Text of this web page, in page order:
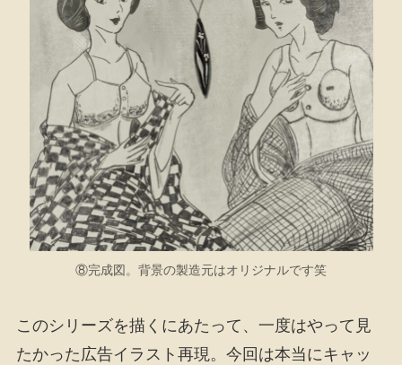
⑧完成図。背景の製造元はオリジナルです笑
このシリーズを描くにあたって、一度はやって見
たかった広告イラスト再現。今回は本当にキャッ